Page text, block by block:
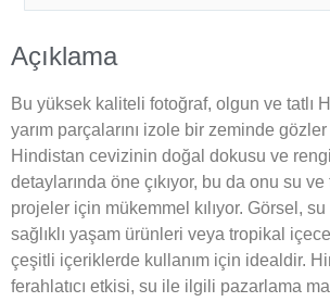
Açıklama
Bu yüksek kaliteli fotoğraf, olgun ve tatlı
yarım parçalarını izole bir zeminde
Hindistan cevizinin doğal dokusu ve
detaylarında öne çıkıyor, bu da onu su ve
projeler için mükemmel kılıyor. Görsel,
sağlıklı yaşam ürünleri veya tropikal
çeşitli içeriklerde kullanım için idealdir.
ferahlatıcı etkisi, su ile ilgili pazarlama